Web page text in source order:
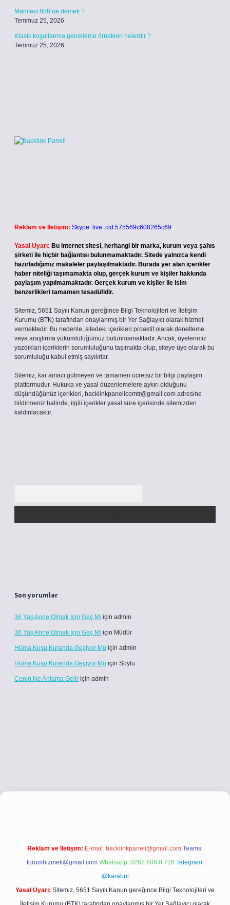
Manifest 888 ne demek ?
Temmuz 25, 2026
Klasik koşullanma genelleme örnekleri nelerdir ?
Temmuz 25, 2026
Reklam ve İletişim: Skype: live:.cid.575569c608265c69
Yasal Uyarı: Bu internet sitesi, herhangi bir marka, kurum veya şahıs
şirketi ile hiçbir bağlantısı bulunmamaktadır. Sitede yalnızca kendi
hazırladığımız makaleler paylaşılmaktadır. Burada yer alan içerikler
haber niteliği taşımamakta olup, gerçek kurum ve kişiler hakkında
paylaşım yapılmamaktadır. Gerçek kurum ve kişiler ile isim
benzerlikleri tamamen tesadüfidir.
Sitemiz, 5651 Sayılı Kanun gereğince Bilgi Teknolojileri ve İletişim
Kurumu (BTK) tarafından onaylanmış bir Yer Sağlayıcı olarak hizmet
vermektedir. Bu nedenle, sitedeki içerikleri proaktif olarak denetleme
veya araştırma yükümlülüğümüz bulunmamaktadır. Ancak, üyelerimiz
yazdıkları içeriklerin sorumluluğunu taşımakta olup, siteye üye olarak bu
sorumluluğu kabul etmiş sayılırlar.
Sitemiz, kar amacı gütmeyen ve tamamen ücretsiz bir bilgi paylaşım
platformudur. Hukuka ve yasal düzenlemelere aykırı olduğunu
düşündüğünüz içerikleri, backlinkpanelicomtr@gmail.com adresine
bildirmeniz halinde, ilgili içerikler yasal süre içerisinde sitemizden
kaldırılacaktır.
Son yorumlar
36 Yaş Anne Olmak Için Geç Mi için admin
36 Yaş Anne Olmak Için Geç Mi için Müdür
Hüma Kuşu Kuranda Geçiyor Mu için admin
Hüma Kuşu Kuranda Geçiyor Mu için Soylu
Cenin Ne Anlama Gelir için admin
betci girişbetci girişhiltonbet yeni giriş
Reklam ve İletişim: E-mail: backlinkpaneli@gmail.com Teams:
forumhizmeti@gmail.com Whatsapp: 0262 606 0 726 Telegram:
@karabul
Yasal Uyarı: Sitemiz, 5651 Sayılı Kanun gereğince Bilgi Teknolojileri ve